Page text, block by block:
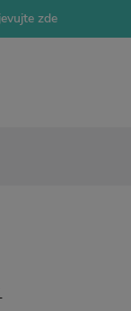
zde